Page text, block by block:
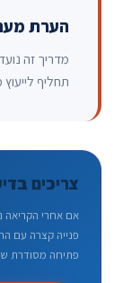
הערת
מדריך זה
תחליף
צריכים
אם אחרי
פנייה קצרה עם
פתיחה מסודרת